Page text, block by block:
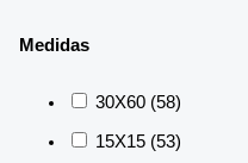
Medidas
30X60 (58)
15X15 (53)